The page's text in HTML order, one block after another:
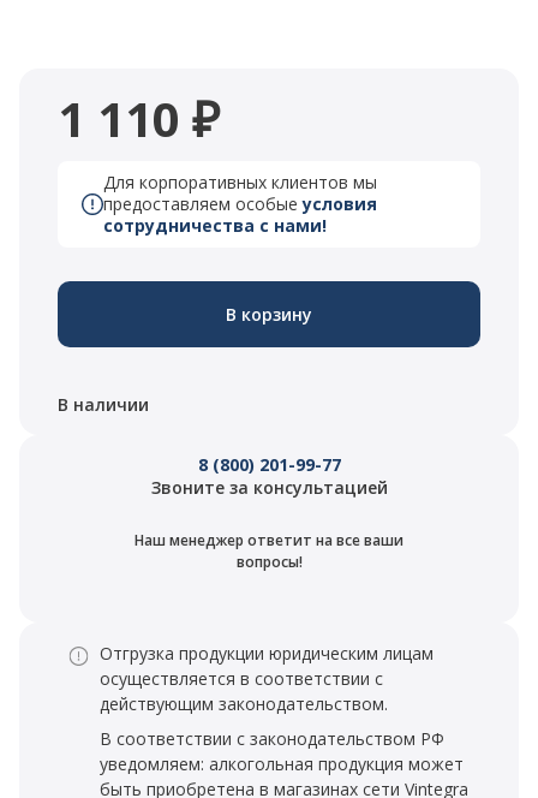
1 110 ₽
Для корпоративных клиентов мы
предоставляем особыеусловия
сотрудничества с нами!
В корзину
В наличии
8 (800) 201-99-77
Звоните за консультацией
Наш менеджер ответит на все ваши
вопросы!
Отгрузка продукции юридическим лицам
осуществляется в соответствии с
действующим законодательством.
В соответствии с законодательством РФ
уведомляем: алкогольная продукция может
быть приобретена в магазинах сети Vintegra